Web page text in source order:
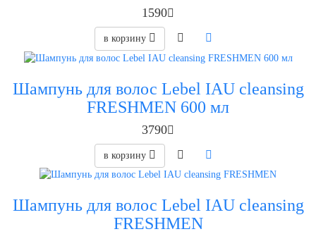
1590
в корзину
Шампунь для волос Lebel IAU cleansing
FRESHMEN 600 мл
3790
в корзину
Шампунь для волос Lebel IAU cleansing
FRESHMEN